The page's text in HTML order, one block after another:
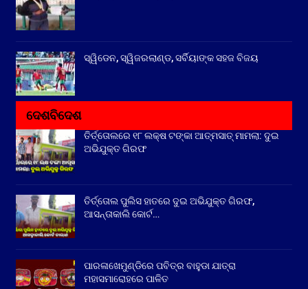
ସ୍ୱିଡେନ, ସ୍ୱିଜରଲାଣ୍ଡ, ସର୍ବିୟାଙ୍କ ସହଜ ବିଜୟ
ଦେଶବିଦେଶ
ତିର୍ତ୍ତୋଲରେ ୧୮ ଲକ୍ଷ ଟଙ୍କା ଆତ୍ମସାତ୍ ମାମଲା: ଦୁଇ
ଅଭିଯୁକ୍ତ ଗିରଫ
ତିର୍ତ୍ତୋଲ ପୁଲିସ ହାତରେ ଦୁଇ ଅଭିଯୁକ୍ତ ଗିରଫ,
ଆସନ୍ତାକାଲି କୋର୍ଟ…
ପାରଳାଖେମୁଣ୍ଡିରେ ପବିତ୍ର ବାହୁଡା ଯାତ୍ରା
ମହାସମାରୋହରେ ପାଳିତ